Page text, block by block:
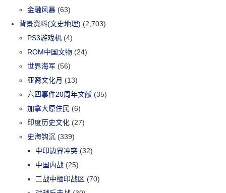
金融风暴 (63)
背景资料(文史地理) (2,703)
PS3游戏机 (4)
ROM中国文物 (24)
世界海军 (56)
亚裔文化月 (13)
六四事件20周年文献 (35)
加拿大原住民 (6)
印度历史文化 (27)
史海钩沉 (339)
中印边界冲突 (32)
中国内战 (25)
二战中缅印战区 (70)